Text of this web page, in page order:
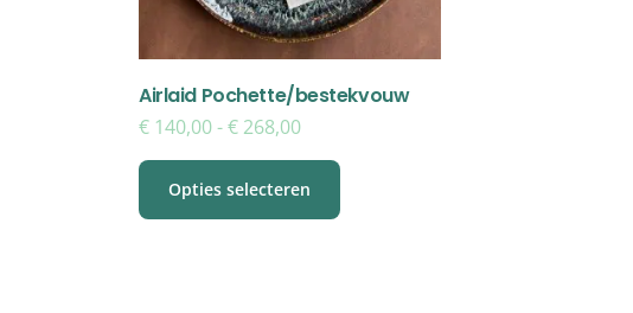
Airlaid Pochette/bestekvouw
€ 140,00-€ 268,00
Opties selecteren